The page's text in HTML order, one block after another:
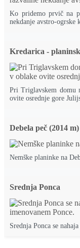
Ko pridemo prvič na
nekdanje avstro-ogrske
Kredarica -
Pri Triglavskem domu
ovite osrednje gore
Debela peč (2014
Nemške planinke na
Srednja Ponca
Srednja Ponca se